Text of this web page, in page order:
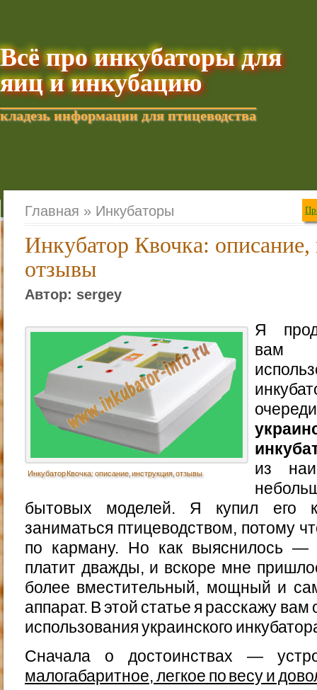
Всё про инкубаторы для
яиц и инкубацию
кладезь информации для птицеводства
Добавить текущую
Главная » Инкубаторы
Инкубатор Квочка: описание,
отзывы
Автор: sergey
Инкубатор Квочка: описание, инструкция, отзывы
Я
вам
из
бытовых моделей. Я купил его
заниматься птицеводством, потому
по карману. Но как выяснилось —
платит дважды, и вскоре мне
более вместительный, мощный и
аппарат. В этой статье я расскажу
использования украинского
Сначала о достоинствах —
малогабаритное, легкое по весу и